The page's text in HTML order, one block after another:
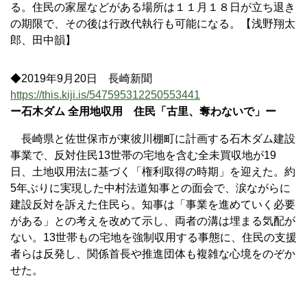
る。住民の家屋などがある場所は１１月１８日が立ち退き
の期限で、その後は行政代執行も可能になる。【浅野翔太
郎、田中韻】
◆2019年9月20日 長崎新聞
https://this.kiji.is/547595312250553441
ー石木ダム 全用地収用 住民「古里、奪わないで」ー
長崎県と佐世保市が東彼川棚町に計画する石木ダム建設
事業で、反対住民13世帯の宅地を含む全未買収地が19
日、土地収用法に基づく「権利取得の時期」を迎えた。約
5年ぶりに実現した中村法道知事との面会で、涙ながらに
建設反対を訴えた住民ら。知事は「事業を進めていく必要
がある」との考えを改めて示し、両者の溝は埋まる気配が
ない。13世帯もの宅地を強制収用する事態に、住民の支援
者らは反発し、関係首長や推進団体も複雑な心境をのぞか
せた。